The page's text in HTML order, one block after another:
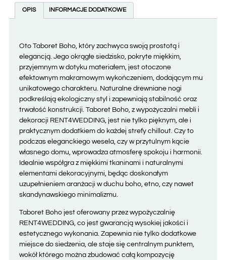
OPIS INFORMACJE DODATKOWE
Oto Taboret Boho, który zachwyca swoją prostotą i
elegancją. Jego okrągłe siedzisko, pokryte miękkim,
przyjemnym w dotyku materiałem, jest otoczone
efektownym makramowym wykończeniem, dodającym mu
unikatowego charakteru. Naturalne drewniane nogi
podkreślają ekologiczny styl i zapewniają stabilność oraz
trwałość konstrukcji. Taboret Boho, z wypożyczalni mebli i
dekoracji RENT4WEDDING, jest nie tylko pięknym, ale i
praktycznym dodatkiem do każdej strefy chillout. Czy to
podczas eleganckiego wesela, czy w przytulnym kącie
własnego domu, wprowadza atmosferę spokoju i harmonii.
Idealnie współgra z miękkimi tkaninami i naturalnymi
elementami dekoracyjnymi, będąc doskonałym
uzupełnieniem aranżacji w duchu boho, etno, czy nawet
skandynawskiego minimalizmu.
Taboret Boho jest oferowany przez wypożyczalnię
RENT4WEDDING, co jest gwarancją wysokiej jakości i
estetycznego wykonania. Zapewnia nie tylko dodatkowe
miejsce do siedzenia, ale staje się centralnym punktem,
wokół którego można zbudować całą kompozycję